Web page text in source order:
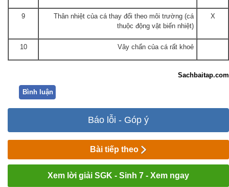
9
Thân nhiệt của cá thay đổi theo môi trường (cá
thuộc động vật biến nhiệt)
X
10 Vây chẩn của cá rất khoẻ
Sachbaitap.com
Bình luận
Báo lỗi - Góp ý
Bài tiếp theo
Xem lời giải SGK - Sinh 7 - Xem ngay